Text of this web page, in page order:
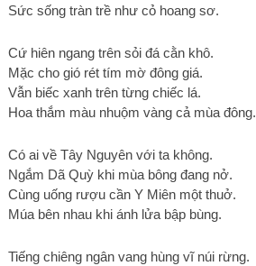
Sức sống tràn trề như cỏ hoang sơ.
Cứ hiên ngang trên sỏi đá cằn khô.
Mặc cho gió rét tím mờ đông giá.
Vẫn biếc xanh trên từng chiếc lá.
Hoa thắm màu nhuộm vàng cả mùa đông.
Có ai về Tây Nguyên với ta không.
Ngắm Dã Quỳ khi mùa bông đang nở.
Cùng uống rượu cần Y Miên một thuở.
Múa bên nhau khi ánh lửa bập bùng.
Tiếng chiêng ngân vang hùng vĩ núi rừng.